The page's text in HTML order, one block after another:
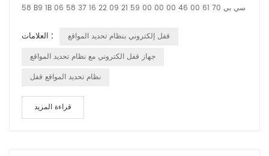
58 B9 1B 06 سي بي 70 61 00 46 00 00 00 59 21 09 22 16 37 58
01 10 E3 01 00 D5 1B 02 20 02 60 43 23 27 95 93 78 61 60 00
12 20 00 00 12 34 27 95 93 78 61 58 00 12 86 7E 7E رأس التدليك
العلامات :
قفل إلكتروني بنظام تحديد المواقع
جهاز قفل الكتروني مع نظام تحديد المواقع
نظام تحديد المواقع قفل
قراءة المزيد